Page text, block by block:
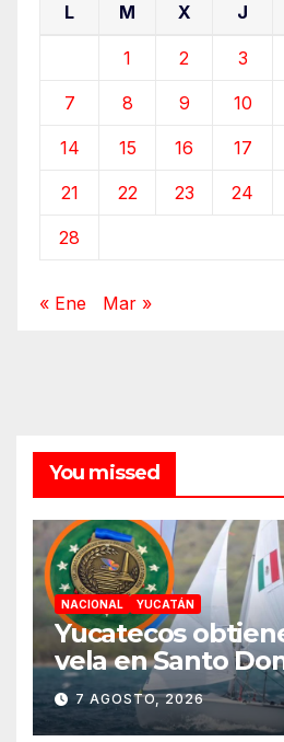
L M X J
1 2 3
7 8 9 10
14 15 16 17
21 22 23 24
28
« Ene Mar »
You missed
NACIONAL YUCATÁN
Yucatecos
vela en Santo
7 AGOSTO, 2026